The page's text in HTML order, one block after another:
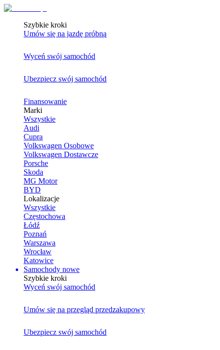
Szybkie kroki
Umów się na jazdę próbną
Wyceń swój samochód
Ubezpiecz swój samochód
Finansowanie
Marki
Wszystkie
Audi
Cupra
Volkswagen Osobowe
Volkswagen Dostawcze
Porsche
Skoda
MG Motor
BYD
Lokalizacje
Wszystkie
Częstochowa
Łódź
Poznań
Warszawa
Wrocław
Katowice
Samochody nowe
Szybkie kroki
Wyceń swój samochód
Umów się na przegląd przedzakupowy
Ubezpiecz swój samochód